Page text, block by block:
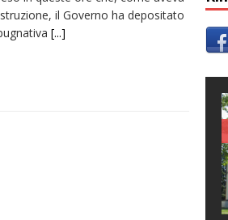
il Governo ha depositato
[...]